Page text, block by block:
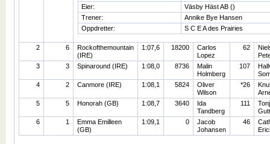
Eier:
Väsby Häst AB ()
Trener:
Annike Bye Hansen
Oppdretter:
S C E A des Prairies
2 6
Rockofthemountain
(IRE)
1:07,6 18200
Carlos
Lopez
62
3
3 Spinaround (IRE) 1:08,0 8736
Malin
Holmberg
107
4
2 Canmore (IRE) 1:08,1 5824
Oliver
Wilson
*26
5
5 Honorah (GB) 1:08,7 3640
Ida
Tandberg
111
6
1
Emma Emilleen
(GB)
1:09,1 0
Jacob
Johansen
46